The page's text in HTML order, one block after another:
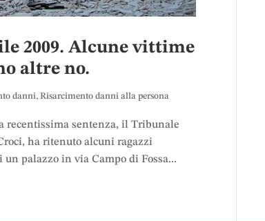
2009. Alcune vittime
altre no.
danni,Risarcimento danni alla persona
recentissima sentenza, il Tribunale
ha ritenuto alcuni ragazzi
palazzo in via Campo di Fossa...